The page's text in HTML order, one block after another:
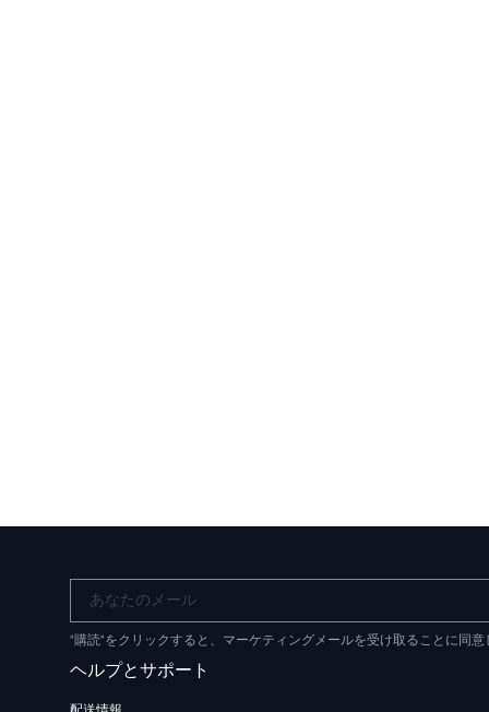
あなたのメール
"購読"をクリックすると、マーケティングメールを受け取ることに同
ヘルプとサポート